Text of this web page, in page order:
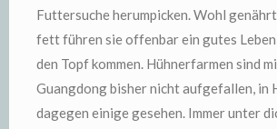
Futtersuche herumpicken. Wohl
fett führen sie offenbar ein gutes
den Topf kommen. Hühnerfarmen sind
Guangdong bisher nicht aufgefallen, in
dagegen einige gesehen. Immer unter